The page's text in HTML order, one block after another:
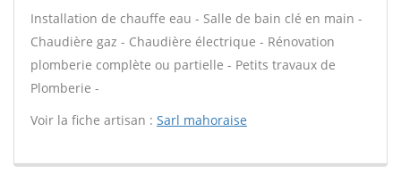
Installation de chauffe eau - Salle de bain clé en main -
Chaudière gaz - Chaudière électrique - Rénovation
plomberie complète ou partielle - Petits travaux de
Plomberie -
Voir la fiche artisan : Sarl mahoraise